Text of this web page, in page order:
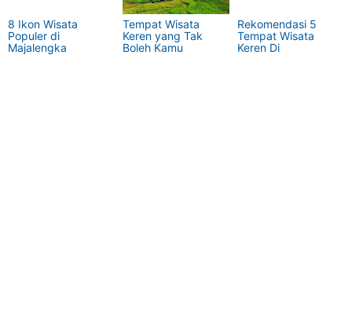
8 Ikon Wisata
Populer di
Majalengka
Tempat Wisata
Keren yang Tak
Boleh Kamu
Rekomendasi 5
Tempat Wisata
Keren Di